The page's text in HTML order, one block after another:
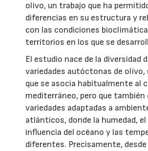
olivo, un trabajo que ha
diferencias en su estructura y
con las condiciones
territorios en los que se
El estudio nace de la diversidad
variedades autóctonas de olivo,
que se asocia habitualmente al
mediterráneo, pero que
variedades adaptadas a
atlánticos, donde la humedad,
influencia del océano y las
diferentes. Precisamente, desde